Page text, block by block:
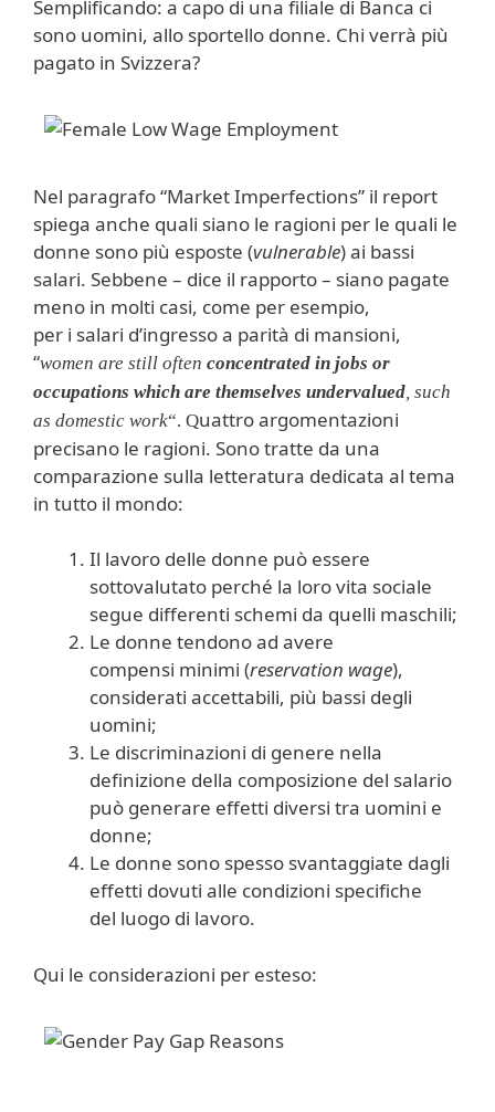
Semplificando: a capo di una filiale di Banca ci
sono uomini, allo sportello donne. Chi verrà più
pagato in Svizzera?
Nel paragrafo “Market Imperfections” il report
spiega anche quali siano le ragioni per le quali le
donne sono più esposte (vulnerable) ai bassi
salari. Sebbene – dice il rapporto – siano pagate
meno in molti casi, come per esempio,
per i salari d’ingresso a parità di mansioni,
“women are still often concentrated in jobs or
occupations which are themselves undervalued , such
as domestic work“. Quattro argomentazioni
precisano le ragioni. Sono tratte da una
comparazione sulla letteratura dedicata al tema
in tutto il mondo:
Il lavoro delle donne può essere
sottovalutato perché la loro vita sociale
segue differenti schemi da quelli maschili;
Le donne tendono ad avere
compensi minimi (reservation wage),
considerati accettabili, più bassi degli
uomini;
Le discriminazioni di genere nella
definizione della composizione del salario
può generare effetti diversi tra uomini e
donne;
Le donne sono spesso svantaggiate dagli
effetti dovuti alle condizioni specifiche
del luogo di lavoro.
Qui le considerazioni per esteso: